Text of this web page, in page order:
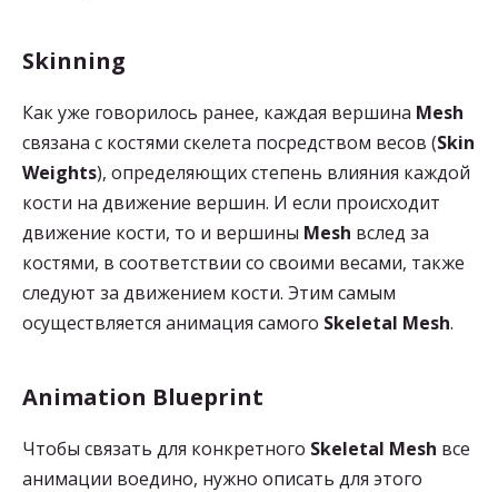
Skinning
Как уже говорилось ранее, каждая вершина Mesh
связана с костями скелета посредством весов (Skin
Weights), определяющих степень влияния каждой
кости на движение вершин. И если происходит
движение кости, то и вершины Mesh вслед за
костями, в соответствии со своими весами, также
следуют за движением кости. Этим самым
осуществляется анимация самого Skeletal Mesh.
Animation Blueprint
Чтобы связать для конкретного Skeletal Mesh все
анимации воедино, нужно описать для этого